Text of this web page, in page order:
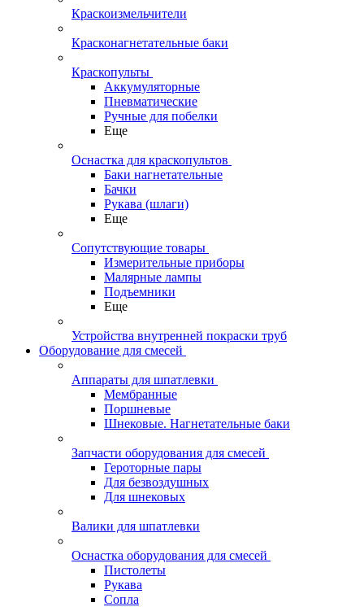
Краскоизмельчители
Красконагнетательные баки
Краскопульты
Аккумуляторные
Пневматические
Ручные для побелки
Еще
Оснастка для краскопультов
Баки нагнетательные
Бачки
Рукава (шлаги)
Еще
Сопутствующие товары
Измерительные приборы
Малярные лампы
Подъемники
Еще
Устройства внутренней покраски труб
Оборудование для смесей
Аппараты для шпатлевки
Мембранные
Поршневые
Шнековые. Нагнетательные баки
Запчасти оборудования для смесей
Героторные пары
Для безвоздушных
Для шнековых
Валики для шпатлевки
Оснастка оборудования для смесей
Пистолеты
Рукава
Сопла